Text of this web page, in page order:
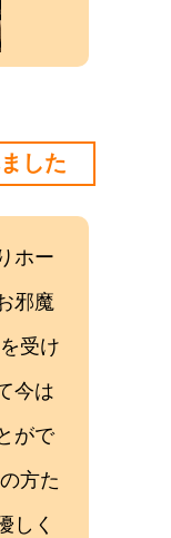
した
ホー
邪魔
受け
今は
がで
方た
しく